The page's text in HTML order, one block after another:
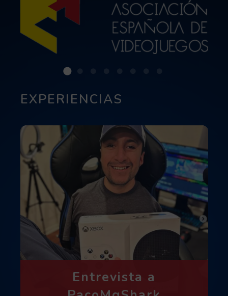
EXPERIENCIAS
Entrevista a
Leer más acerca de Entrevista a PacoMgShark